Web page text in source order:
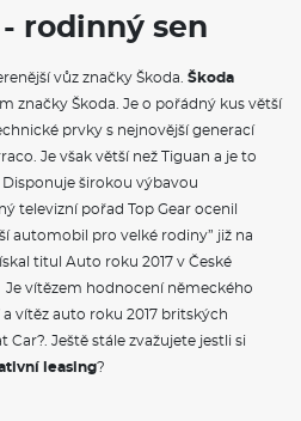
zařízení
VÝBAVA STUPNI
značek s hlídáním rychlosti (ISA)
stmíváním
rodinný sen
vůz značky Škoda. Škoda
značky Škoda. Je o pořádný kus větší
prvky s nejnovější generací
Je však větší než Tiguan a je to
širokou výbavou
televizní pořad Top Gear ocenil
automobil pro velké rodiny” již na
titul Auto roku 2017 v České
Je vítězem hodnocení německého
vítěz auto roku 2017 britských
Car?. Ještě stále zvažujete jestli si
leasing?